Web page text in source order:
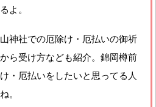
よ。
神社での厄除け・厄払いの御祈
ら受け方なども紹介。錦岡樽前
・厄払いをしたいと思ってる人
。